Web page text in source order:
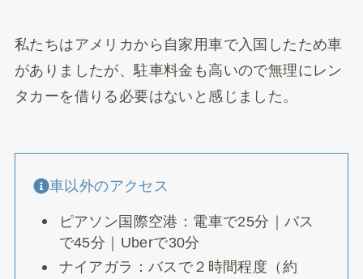
私たちはアメリカから自家用車で入国したため車
がありましたが、駐車料金も高いので無理にレン
タカーを借りる必要はないと感じました。
車以外のアクセス
ピアソン国際空港：電車で25分｜バス
で45分｜Uberで30分
ナイアガラ：バスで２時間程度（約